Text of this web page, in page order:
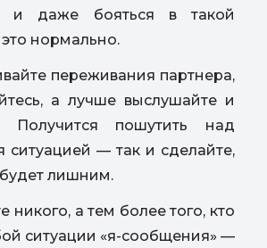
и даже бояться в такой
это нормально.
переживания партнера,
а лучше выслушайте и
Получится пошутить над
ситуацией — так и сделайте,
лишним.
никого, а тем более того, кто
ситуации «я-сообщения» —